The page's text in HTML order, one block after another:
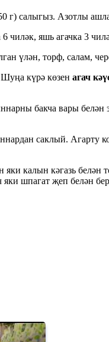
г) салыгыз. Азотлы
чиләк, яшь агачка 3
үлән, торф, салам,
күрә көзен агач
бакча вары
саклый. Агарту
калын кәгазь белән
шпагат җеп белән